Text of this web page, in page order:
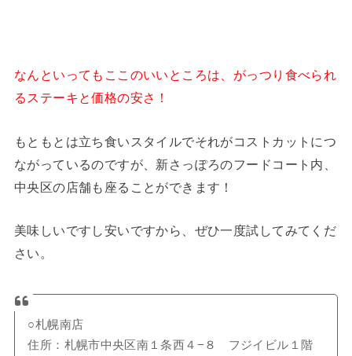
なんといってもここのいいところは、がっつり食べられ
るステーキと価格の安さ！
もともとは立ち食いスタイルでそれがコストカットにつ
ながっているのですが、新さっぽろのフードコート内、
中央区の店舗も座ることができます！
美味しいですし安いですから、ぜひ一度試してみてくだ
さい。
○札幌南店
住所：札幌市中央区南１条西４−８ フジイビル１階